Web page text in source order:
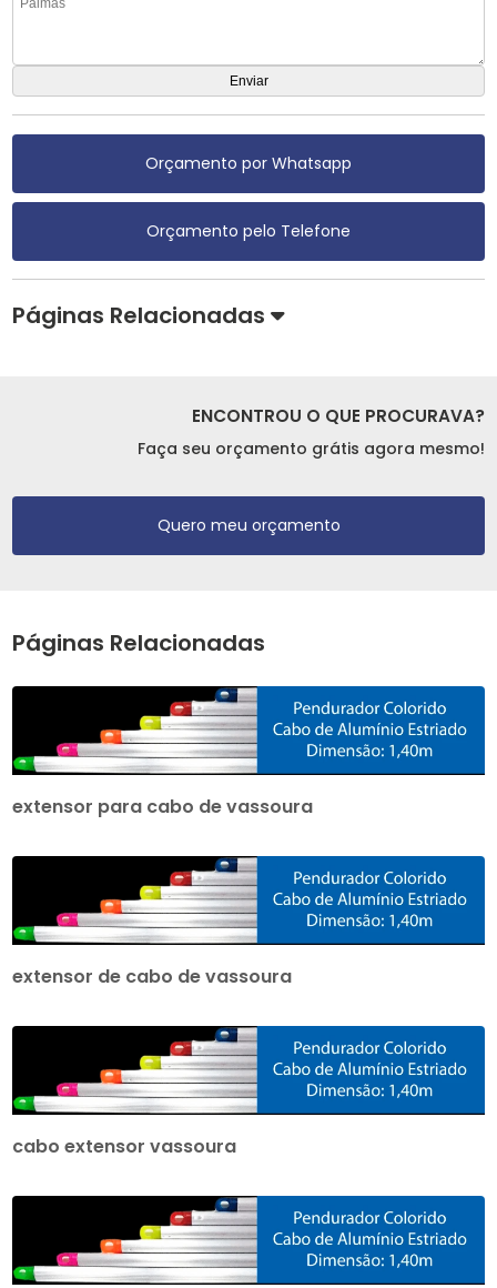
Orçamento por Whatsapp
Orçamento pelo Telefone
Páginas Relacionadas
ENCONTROU O QUE PROCURAVA?
Faça seu orçamento grátis agora mesmo!
Quero meu orçamento
Páginas Relacionadas
extensor para cabo de vassoura
extensor de cabo de vassoura
cabo extensor vassoura